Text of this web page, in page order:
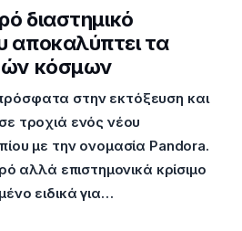
διαστημικό
αποκαλύπτει τα
κόσμων
στην εκτόξευση και
τροχιά ενός νέου
με την ονομασία Pandora.
αλλά επιστημονικά κρίσιμο
ειδικά για…